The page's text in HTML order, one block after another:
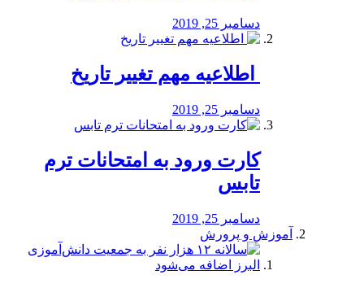
دسامبر 25, 2019
️ اطلاعیه مهم تغییر تاریخ
دسامبر 25, 2019
کارت ورود به امتحانات ترم
تابس
دسامبر 25, 2019
آموزش و پرورش